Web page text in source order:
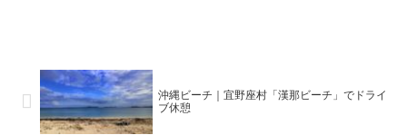
沖縄ビーチ｜宜野座村「漢那ビーチ」でドライ
ブ休憩